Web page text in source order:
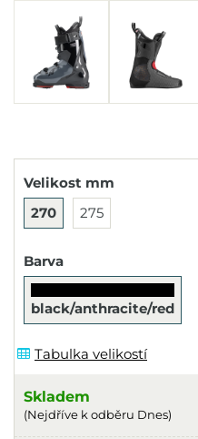
Velikost mm
270
275
Barva
black/anthracite/red
Tabulka velikostí
Skladem
(Nejdříve k odběru Dnes)